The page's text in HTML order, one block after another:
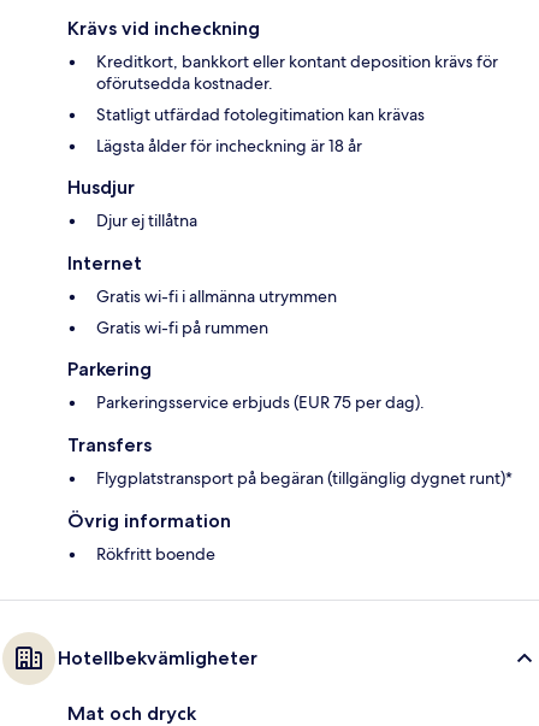
Krävs vid incheckning
Kreditkort, bankkort eller kontant deposition krävs för
oförutsedda kostnader.
Statligt utfärdad fotolegitimation kan krävas
Lägsta ålder för incheckning är 18 år
Husdjur
Djur ej tillåtna
Internet
Gratis wi-fi i allmänna utrymmen
Gratis wi-fi på rummen
Parkering
Parkeringsservice erbjuds (EUR 75 per dag).
Transfers
Flygplatstransport på begäran (tillgänglig dygnet runt)*
Övrig information
Rökfritt boende
Hotellbekvämligheter
Mat och dryck